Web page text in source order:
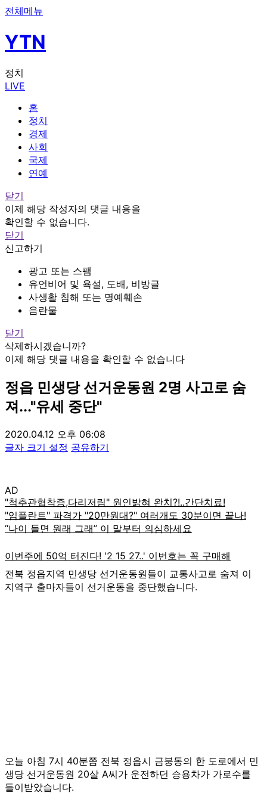
전체메뉴
YTN
정치
LIVE
홈
정치
경제
사회
국제
연예
닫기
이제 해당 작성자의 댓글 내용을
확인할 수 없습니다.
닫기
신고하기
광고 또는 스팸
유언비어 및 욕설, 도배, 비방글
사생활 침해 또는 명예훼손
음란물
닫기
삭제하시겠습니까?
이제 해당 댓글 내용을 확인할 수 없습니다
정읍 민생당 선거운동원 2명 사고로 숨
져..."유세 중단"
2020.04.12 오후 06:08
글자 크기 설정 공유하기
AD
전북 정읍지역 민생당 선거운동원들이 교통사고로 숨져 이
지역구 출마자들이 선거운동을 중단했습니다.
오늘 아침 7시 40분쯤 전북 정읍시 금붕동의 한 도로에서 민
생당 선거운동원 20살 A씨가 운전하던 승용차가 가로수를
들이받았습니다.